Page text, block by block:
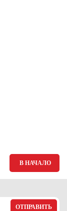
В НАЧАЛО
ОТПРАВИТЬ